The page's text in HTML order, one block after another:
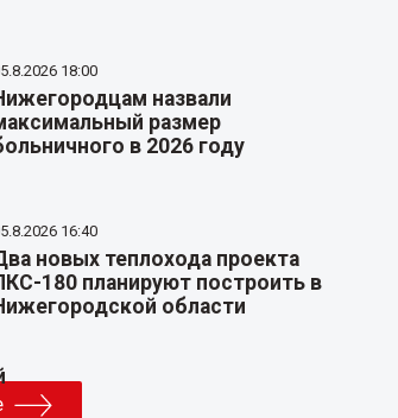
18:00
назвали
размер
в 2026 году
16:40
новых теплохода проекта
180 планируют построить в
области